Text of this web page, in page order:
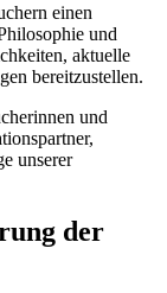
einen
und
aktuelle
bereitzustellen.
und
unserer
der